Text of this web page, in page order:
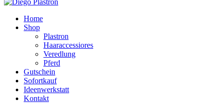
Home
Shop
Plastron
Haaraccessiores
Veredlung
Pferd
Gutschein
Sofortkauf
Ideenwerkstatt
Kontakt